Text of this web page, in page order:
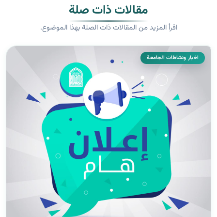
مقالات ذات صلة
اقرأ المزيد من المقالات ذات الصلة بهذا الموضوع.
اخبار ونشاطات الجامعة